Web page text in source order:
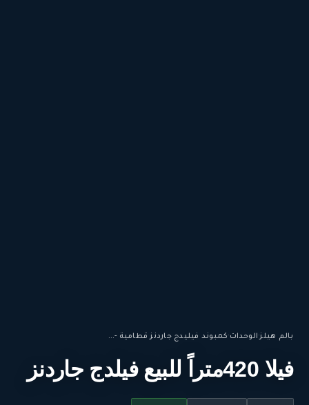
بالم هيلز·الوحدات·كمبوند فيليدج جاردنز قطامية -...
فيلا 420متراً للبيع فيلدج جاردنز